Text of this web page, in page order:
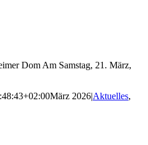
Dom Am Samstag, 21. März,
März 2026|Aktuelles,